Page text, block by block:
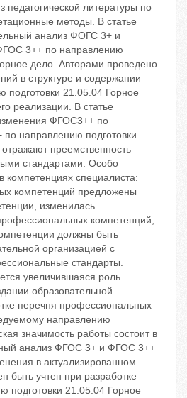
педагогической литературы по
методы. В статье
анализ ФОГС 3+ и
3++ по направлению
дело. Авторами проведено
в структуре и содержании
21.05.04 Горное
реализации. В статье
ФГОС3++ по
направлению подготовки
преемственность
стандартами. Особо
компетенциях специалиста:
компетенций предложены
изменилась
компетенций,
должны быть
организацией с
стандарты.
увеличившаяся роль
образовательной
перечня профессиональных
направлению
значимость работы состоит в
анализ ФГОС 3+ и ФГОС 3++
в актуализированном
быть учтен при разработке
21.05.04 Горное